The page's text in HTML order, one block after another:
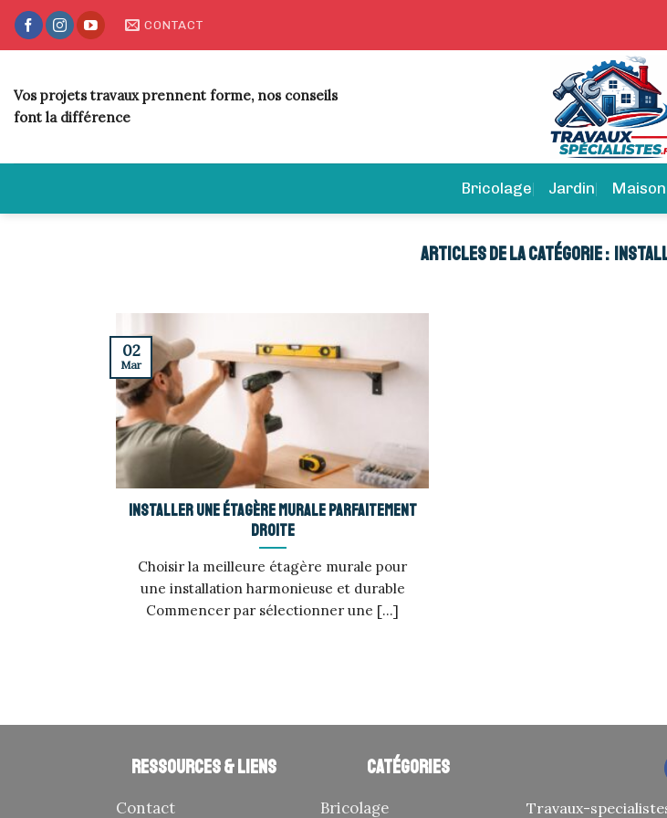
Skip
CONTACT
Vos projets travaux prennent forme, nos conseils
font la différence
Bricolage Jardin Maison
Installer une étagère murale parfaitement
droite
Choisir la meilleure étagère murale pour
une installation harmonieuse et durable
Commencer par sélectionner une [...]
02
Mar
Ressources & liens
Contact
Catégories
Bricolage Travaux-